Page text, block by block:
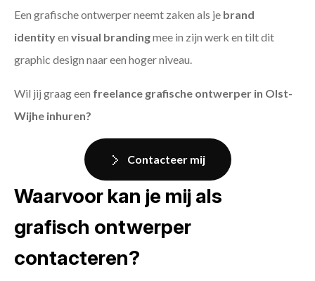
Een grafische ontwerper neemt zaken als je brand
identityen visual brandingmee in zijn werk en tilt dit
graphic design naar een hoger niveau.
Wil jij graag een freelance grafische ontwerper in Olst-
Wijhe inhuren?
Contacteer mij
Waarvoor kan je mij als
grafisch ontwerper
contacteren?